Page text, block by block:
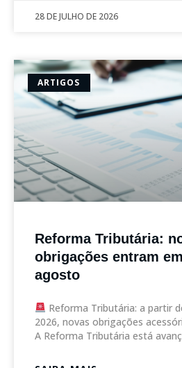
28 DE JULHO DE 2026
ARTIGOS
Reforma Tributária:
obrigações entram
agosto
Reforma Tributária: a partir
2026, novas obrigações
A Reforma Tributária está